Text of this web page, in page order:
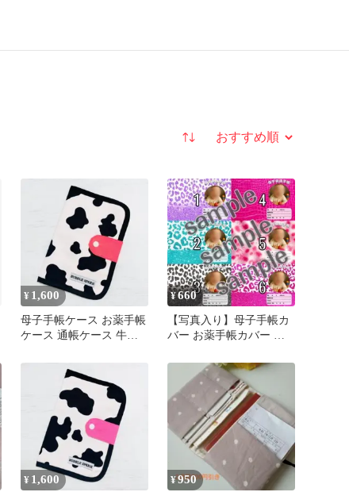
並び替え
¥ 1,600
母子手帳ケース お薬手帳
ケース 通帳ケース 牛柄 ×
¥660
【写真入り】母子手帳カ
バー お薬手帳カバー ハ
¥ 1,600 ¥950